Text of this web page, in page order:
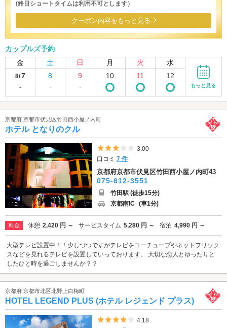
(終日ショートタイムは利用不可とします）
クーポン内容をもっと見る
カップルズ予約
金
土 日 月 火 水
8/7
-
8
-
9
-
10 11 12
もっと見る
京都府 京都市伏見区竹田西小屋ノ内町
ホテル となりのクル
5つ星のうち3
3.00
口コミ7 件
京都府京都市伏見区竹田西小屋ノ内町43
075-612-3551
竹田駅 (徒歩15分)
京都南IC (車1分)
料金 休憩 2,420 円 ～ サービスタイム 5,280 円 ～ 宿泊 4,990 円 ～
大型テレビ設置中！！少しづつですがテレビをユーチューブやネットフリック
スなどを見れるテレビを設置していっております。 大切な恋人とゆったりと
したひと時を過ごしませんか？？
京都府 京都市北区北野上白梅町
HOTEL LEGEND PLUS (ホテル レジェンド プラス)
5つ星のうち4
4.18